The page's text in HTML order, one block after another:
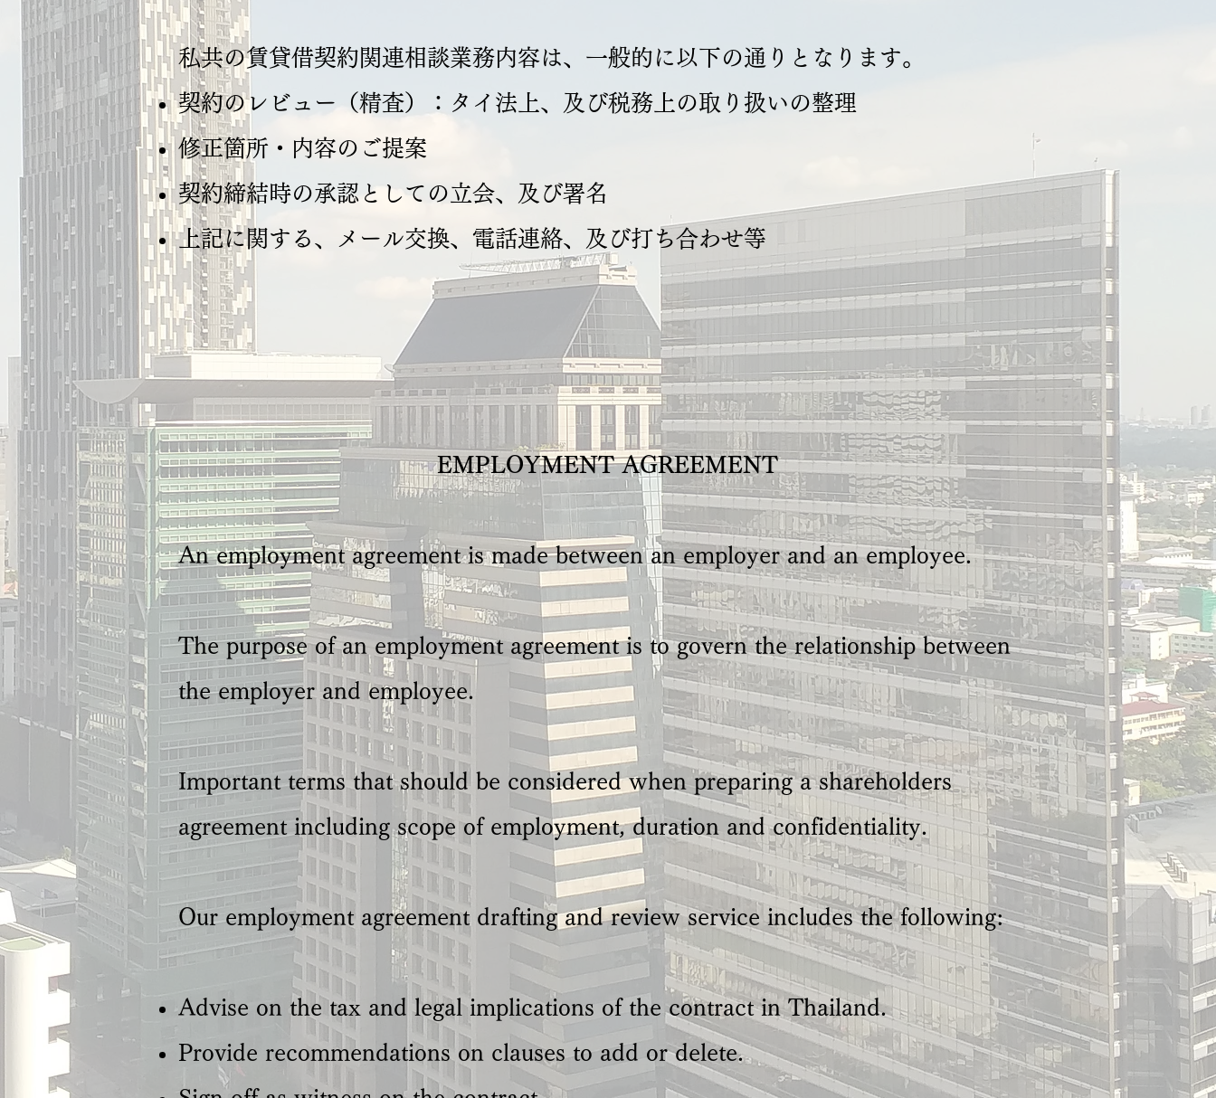
私共の賃貸借契約関連相談業務内容は、一般的に以下の通りとなります。
契約のレビュー（精査）：タイ法上、及び税務上の取り扱いの整理
修正箇所・内容のご提案
契約締結時の承認としての立会、及び署名
上記に関する、メール交換、電話連絡、及び打ち合わせ等
EMPLOYMENT AGREEMENT
An employment agreement is made between an employer and an employee.
The purpose of an employment agreement is to govern the relationship between
the employer and employee.
Important terms that should be considered when preparing a shareholders
agreement including scope of employment, duration and confidentiality.
Our employment agreement drafting and review service includes the following:
Advise on the tax and legal implications of the contract in Thailand.
Provide recommendations on clauses to add or delete.